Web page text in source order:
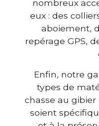
nombreux
eux : des
aboiement,
repérage GPS,
Enfin, notre
types de
chasse au gibier
soient